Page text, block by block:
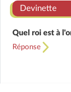
Devinette
Quel roi est à
Réponse